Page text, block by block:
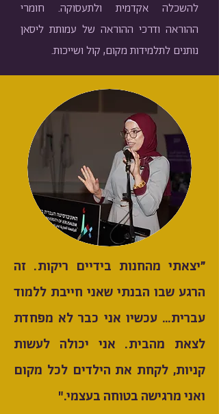
להשכלה אקדמית ולתעסוקה. חומרי
ההוראה ודרכי ההוראה של עמותת ליסאן
נותנים לתלמידות מקום, קול ושייכות.
"יצאתי מהחנות בידיים ריקות. זה
הרגע שבו הבנתי שאני חייבת ללמוד
עברית… עכשיו אני כבר לא מפחדת
לצאת מהבית. אני יכולה לעשות
קניות, לקחת את הילדים לכל מקום
ואני מרגישה בטוחה בעצמי."